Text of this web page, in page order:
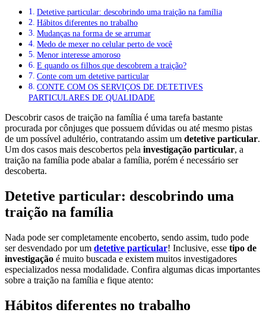
Detetive particular: descobrindo uma traição na família
Hábitos diferentes no trabalho
Mudanças na forma de se arrumar
Medo de mexer no celular perto de você
Menor interesse amoroso
E quando os filhos que descobrem a traição?
Conte com um detetive particular
CONTE COM OS SERVIÇOS DE DETETIVES
PARTICULARES DE QUALIDADE
Descobrir casos de traição na família é uma tarefa bastante
procurada por cônjuges que possuem dúvidas ou até mesmo pistas
de um possível adultério, contratando assim um detetive particular.
Um dos casos mais descobertos pela investigação particular, a
traição na família pode abalar a família, porém é necessário ser
descoberta.
Detetive particular: descobrindo uma
traição na família
Nada pode ser completamente encoberto, sendo assim, tudo pode
ser desvendado por um detetive particular! Inclusive, esse tipo de
investigação é muito buscada e existem muitos investigadores
especializados nessa modalidade. Confira algumas dicas importantes
sobre a traição na família e fique atento:
Hábitos diferentes no trabalho